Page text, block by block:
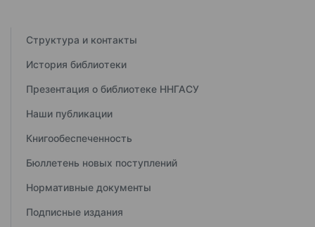
Структура и контакты
История библиотеки
Презентация о библиотеке ННГАСУ
Наши публикации
Книгообеспеченность
Бюллетень новых поступлений
Нормативные документы
Подписные издания